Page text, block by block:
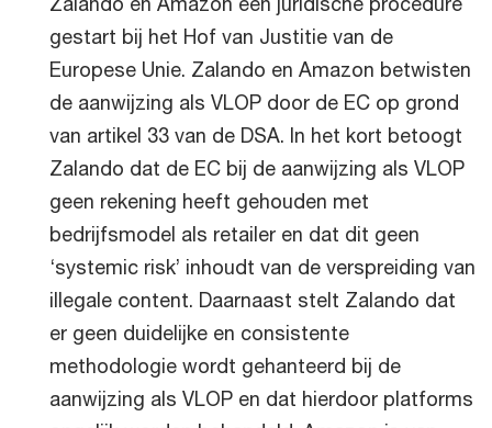
gestart bij het Hof van Justitie van de
Europese Unie. Zalando en Amazon betwisten
de aanwijzing als VLOP door de EC op grond
van artikel 33 van de DSA. In het kort betoogt
Zalando dat de EC bij de aanwijzing als VLOP
geen rekening heeft gehouden met
bedrijfsmodel als retailer en dat dit geen
‘systemic risk’ inhoudt van de verspreiding van
illegale content. Daarnaast stelt Zalando dat
er geen duidelijke en consistente
methodologie wordt gehanteerd bij de
aanwijzing als VLOP en dat hierdoor platforms